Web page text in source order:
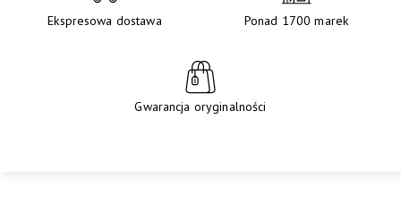
Ekspresowa dostawa Ponad 1700 marek
Gwarancja oryginalności